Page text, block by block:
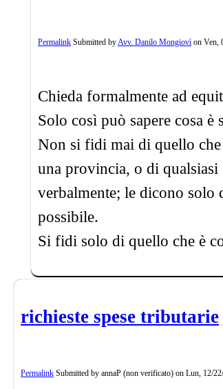
Permalink Submitted by Avv. Danilo Mongiovì on Ven,
Chieda formalmente ad
Solo così può sapere cosa è
Non si fidi mai di quello
una provincia, o di
verbalmente; le dicono solo
possibile.
Si fidi solo di quello che è
richieste spese tributarie
Permalink Submitted by annaP (non verificato) on Lun, 12/